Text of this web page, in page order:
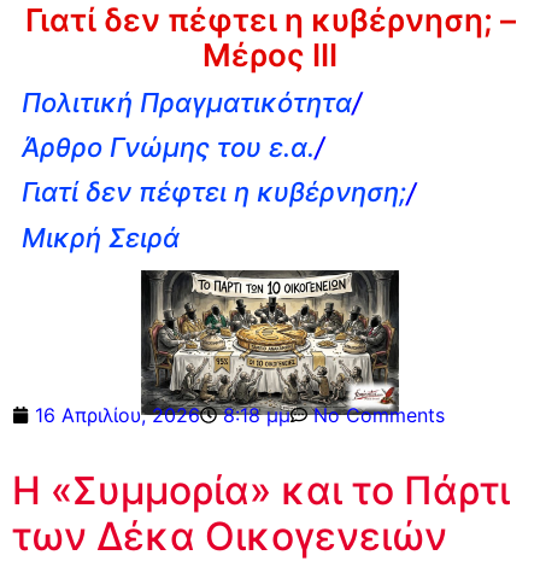
Γιατί δεν πέφτει η κυβέρνηση; –
Μέρος ΙΙI
Πολιτική Πραγματικότητα/
Άρθρο Γνώμης του ε.α./
Γιατί δεν πέφτει η κυβέρνηση;/
Μικρή Σειρά
16 Απριλίου, 2026 8:18 μμ No Comments
Η «Συμμορία» και το Πάρτι
των Δέκα Οικογενειών